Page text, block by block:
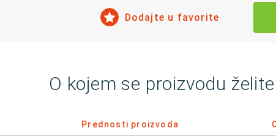
Dodajte u favorite
O kojem se proizvodu
Prednosti proizvoda